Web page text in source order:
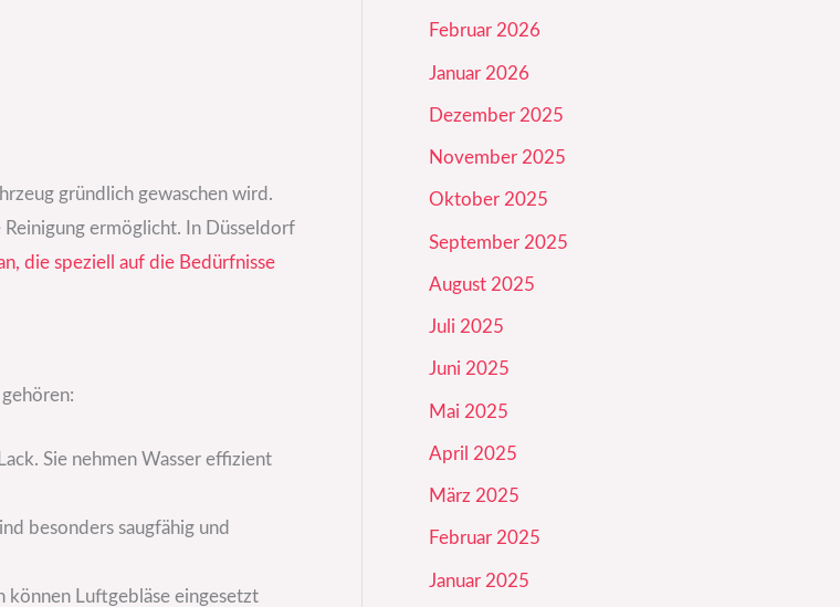
gründlich gewaschen wird.
ermöglicht. In Düsseldorf
die speziell auf die Bedürfnisse
Sie nehmen Wasser effizient
besonders saugfähig und
können Luftgebläse eingesetzt
Februar 2026
Januar 2026
Dezember 2025
November 2025
Oktober 2025
September 2025
August 2025
Juli 2025
Juni 2025
Mai 2025
April 2025
März 2025
Februar 2025
Januar 2025